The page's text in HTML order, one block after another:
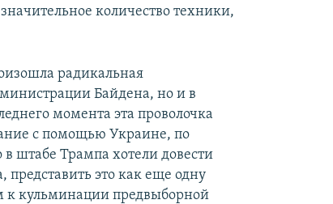
количество техники,
радикальная
Байдена, но и в
момента эта проволочка
с помощью Украине, по
штабе Трампа хотели довести
представить это как еще одну
к кульминации предвыборной